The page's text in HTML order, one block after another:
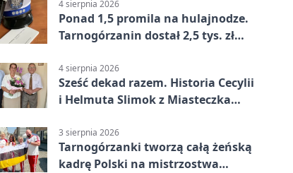
4 sierpnia 2026
Ponad 1,5 promila na hulajnodze.
Tarnogórzanin dostał 2,5 tys. zł
4 sierpnia 2026
Sześć dekad razem. Historia Cecylii
i Helmuta Slimok z Miasteczka
3 sierpnia 2026
Tarnogórzanki tworzą całą żeńską
kadrę Polski na mistrzostwa